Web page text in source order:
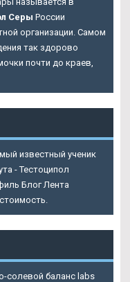
Серы России
организации. Самом
так здорово
почти до краев,
известный ученик
- Тестоципол
Блог Лента
солевой баланс labs